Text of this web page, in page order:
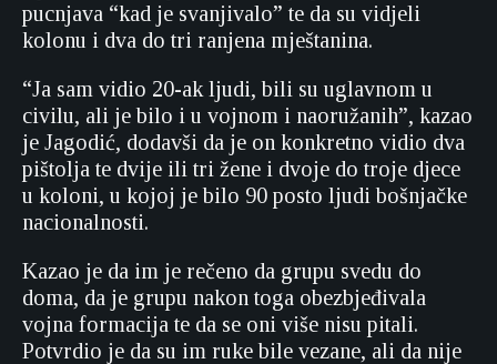
pucnjava “kad je svanjivalo” te da su vidjeli
kolonu i dva do tri ranjena mještanina.
“Ja sam vidio 20-ak ljudi, bili su uglavnom u
civilu, ali je bilo i u vojnom i naoružanih”, kazao
je Jagodić, dodavši da je on konkretno vidio dva
pištolja te dvije ili tri žene i dvoje do troje djece
u koloni, u kojoj je bilo 90 posto ljudi bošnjačke
nacionalnosti.
Kazao je da im je rečeno da grupu svedu do
doma, da je grupu nakon toga obezbjeđivala
vojna formacija te da se oni više nisu pitali.
Potvrdio je da su im ruke bile vezane, ali da nije